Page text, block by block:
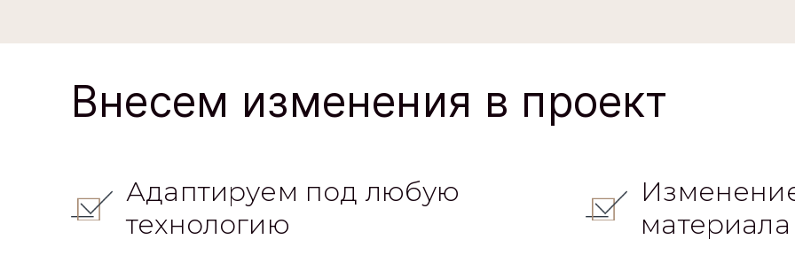
Внесем изменения в проект
Адаптируем под любую
технологию